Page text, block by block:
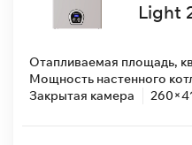
Light
Отапливаемая площадь,
Мощность настенного
Закрытая камера